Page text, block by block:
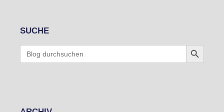
SUCHE
Search
for:
Search Button